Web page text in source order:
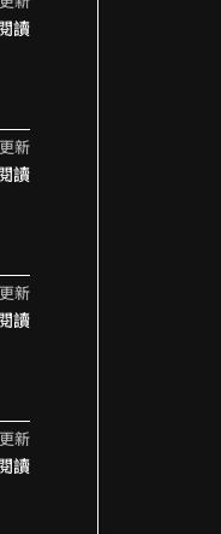
讀
新
讀
新
讀
新
讀